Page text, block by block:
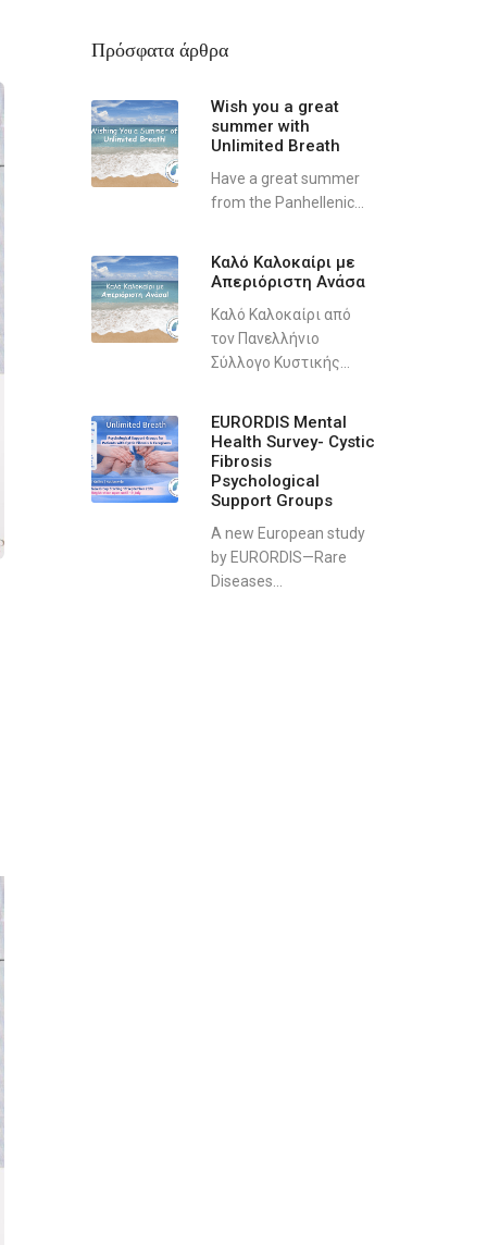
Πρόσφατα άρθρα
Wish you a great
summer with
Unlimited Breath
Have a great summer
from the Panhellenic...
Καλό Καλοκαίρι με
Απεριόριστη Ανάσα
Καλό Καλοκαίρι από
τον Πανελλήνιο
Σύλλογο Κυστικής...
EURORDIS Mental
Health Survey- Cystic
Fibrosis
Psychological
Support Groups
A new European study
by EURORDIS—Rare
Diseases...